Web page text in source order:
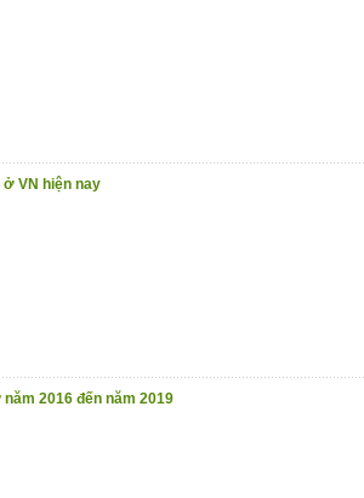
ở VN hiện nay
2016 đến năm 2019